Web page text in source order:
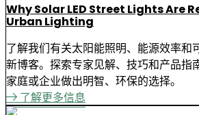
Why Solar LED Street Lights Are
Urban Lighting
了解我们有关太阳能照明、能源效率和
新博客。探索专家见解、技巧和产品指
家庭或企业做出明智、环保的选择。
了解更多信息